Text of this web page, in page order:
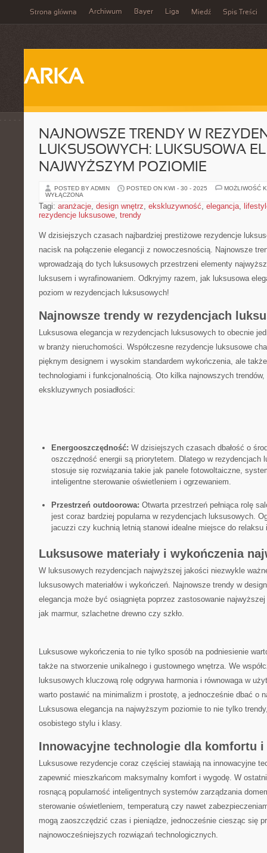
Strona główna Archiwum Bayer Liga Miedź Spis Treści
ARKA
NAJNOWSZE TRENDY W
LUKSUSOWYCH: LUKSUSOWA
NAJWYŻSZYM POZIOMIE
POSTED BY ADMIN POSTED ON KWI - 30 - 2025
MOŻLIWOŚĆ
WYŁĄCZONA
Tagi: aranżacje, design wnętrz, ekskluzywność, elegancja,
rezydencje luksusowe, trendy
W dzisiejszych czasach najbardziej prestiżowe rezydencje
nacisk na połączenie elegancji z nowoczesnością. Najnowsze
wprowadzają do tych luksusowych przestrzeni elementy
luksusem i wyrafinowaniem. Odkryjmy razem, jak luksusowa
poziom w rezydencjach luksusowych!
Najnowsze trendy w rezydencjach
Luksusowa ⁣elegancja w rezydencjach luksusowych to obecnie
w branży nieruchomości. Współczesne rezydencje luksusowe
pięknym designem⁢ i wysokim standardem wykończenia, ale
technologiami i funkcjonalnością. Oto kilka najnowszych
ekskluzywnych posiadłości:
Energooszczędność: W dzisiejszych czasach dbałość o
oszczędność energii są priorytetem. Dlatego w rezydencjach
⁢stosuje się ​rozwiązania takie jak panele fotowoltaiczne,
inteligentne sterowanie oświetleniem i ogrzewaniem.
Przestrzeń outdoorowa: Otwarta przestrzeń pełniąca rolę
jest coraz bardziej popularna w rezydencjach luksusowych.
jacuzzi czy kuchnią letnią stanowi​ idealne miejsce ‌do
Luksusowe materiały i wykończenia
W luksusowych rezydencjach najwyższej ⁣jakości niezwykle
luksusowych materiałów i wykończeń. Najnowsze trendy‍ w
elegancja może być osiągnięta⁣ poprzez zastosowanie
jak marmur, szlachetne drewno czy szkło.
Luksusowe wykończenia to nie tylko sposób na podniesienie
także na stworzenie unikalnego i gustownego wnętrza. We
luksusowych kluczową rolę odgrywa harmonia i równowaga w
warto postawić na minimalizm i prostotę, a jednocześnie dbać o
Luksusowa elegancja na najwyższym poziomie to nie tylko
osobistego stylu i klasy.
Innowacyjne technologie dla komfortu
Luksusowe rezydencje coraz częściej stawiają na⁢ innowacyjne
zapewnić‌ mieszkańcom maksymalny komfort i wygodę. W
rosnącą popularność inteligentnych systemów zarządzania
sterowanie oświetleniem, temperaturą czy nawet
mogą zaoszczędzić czas⁤ i pieniądze, jednocześnie ciesząc się
najnowocześniejszych rozwiązań technologicznych.